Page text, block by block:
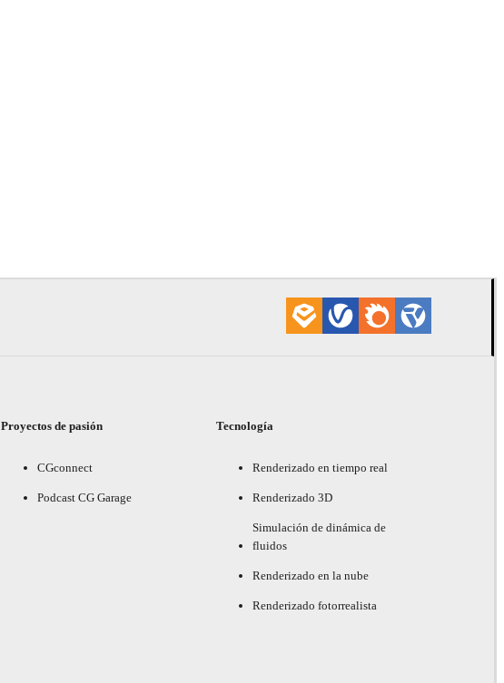
Proyectos de pasión
CGconnect
Podcast CG Garage
Tecnología
Renderizado en tiempo real
Renderizado 3D
Simulación de dinámica de
fluidos
Renderizado en la nube
Renderizado fotorrealista